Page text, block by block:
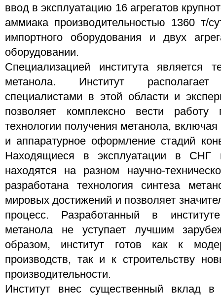
ввод в эксплуатацию 16 агрегатов
аммиака производительностью 1360 т/
импортного оборудования и двух
оборудовании.
Специализацией института является
метанола. Институт располагает
специалистами в этой области и
позволяет комплексно вести работу
технологии получения метанола,
и аппаратурное оформление стадий
Находящиеся в эксплуатации в СНГ
находятся на разном научно-
разработана технология синтеза
мировых достижений и позволяет
процесс. Разработанный в
метанола не уступает лучшим
образом, институт готов как к
производств, так и к строительству
производительности.
Институт внес существенный вклад в